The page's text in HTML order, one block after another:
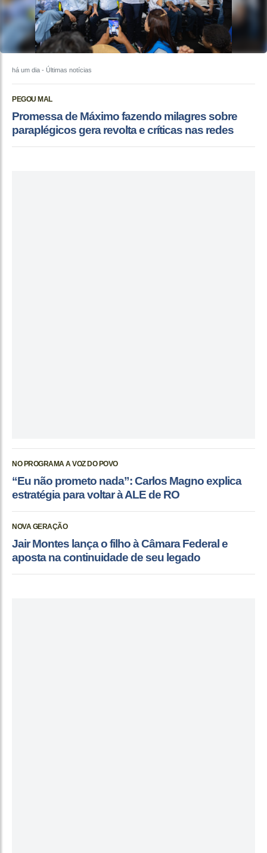
há um dia - Últimas notícias
PEGOU MAL
Promessa de Máximo fazendo milagres sobre
paraplégicos gera revolta e críticas nas redes
NO PROGRAMA A VOZ DO POVO
“Eu não prometo nada”: Carlos Magno explica
estratégia para voltar à ALE de RO
NOVA GERAÇÃO
Jair Montes lança o filho à Câmara Federal e
aposta na continuidade de seu legado